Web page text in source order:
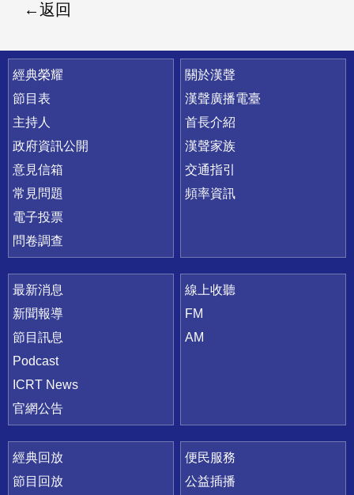
返回
快速連結
經典榮耀
節目表
主持人
政府資訊公開
意見信箱
常見問題
電子投票
問卷調查
關於漢聲
漢聲廣播電臺
首長介紹
漢聲家族
交通指引
頻率資訊
最新消息
新聞報導
節目訊息
Podcast
ICRT News
官網公告
線上收聽
FM
AM
經典回放
節目回放
便民服務
公益插播